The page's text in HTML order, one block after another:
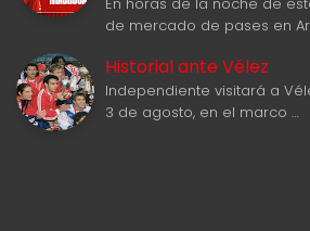
de mercado de pases en
Historial ante Vélez
Independiente visitará a
3 de agosto, en el marco …